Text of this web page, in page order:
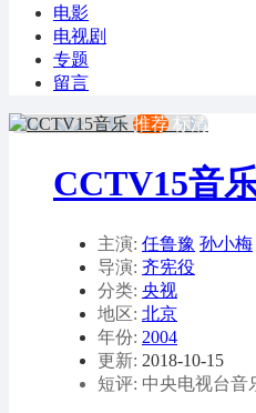
电影
电视剧
专题
留言
推荐 标清
CCTV15音
主演: 任鲁豫 孙小梅
导演: 齐宪役
分类: 央视
地区: 北京
年份: 2004
更新: 2018-10-15
短评: 中央电视台音